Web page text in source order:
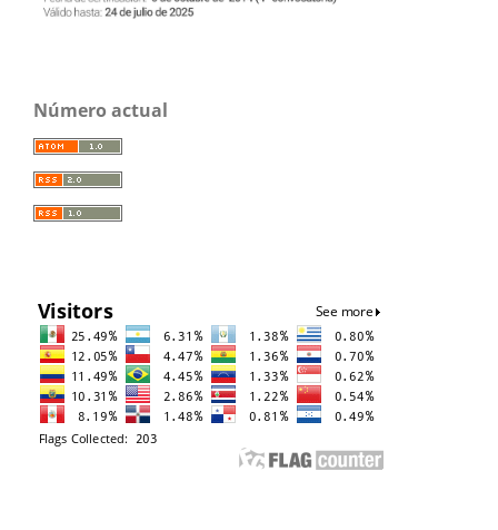
Número actual